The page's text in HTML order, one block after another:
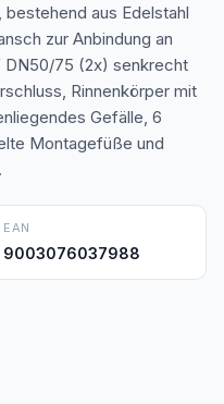
aus Edelstahl
zur Anbindung an
DN50/75 (2x) senkrecht
Rinnenkörper mit
Gefälle, 6
Montagefüße und
EAN
9003076037988